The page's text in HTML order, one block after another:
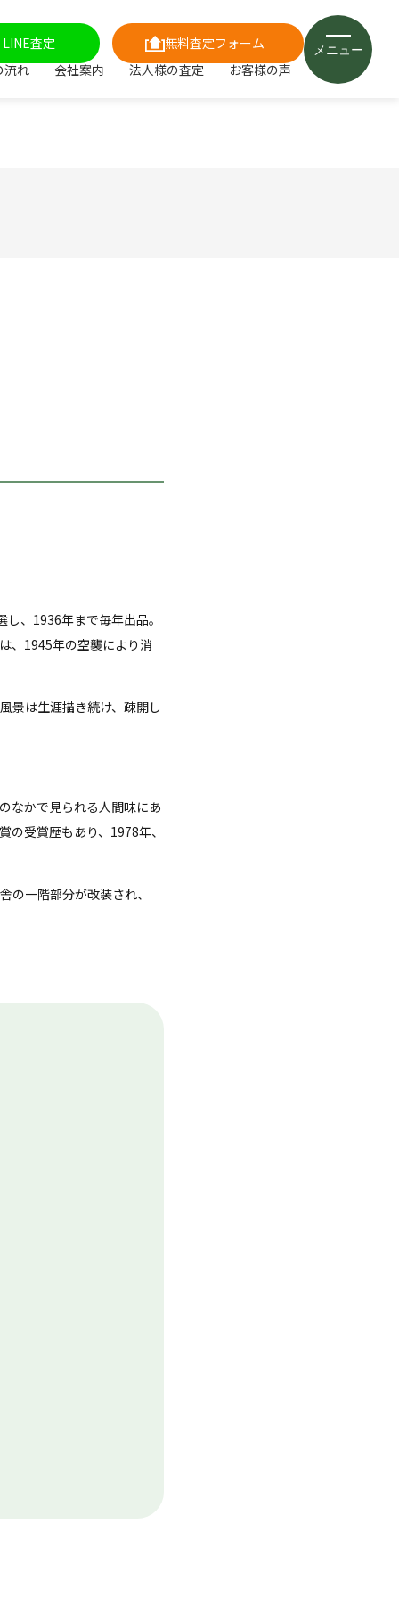
査定
無料査定フォーム
流れ
会社案内 法人様の査定 お客様の声
メニュー
、1936年まで毎年出品。
、1945年の空襲により消
景は生涯描き続け、疎開し
なかで見られる人間味にあ
受賞歴もあり、1978年、
の一階部分が改装され、